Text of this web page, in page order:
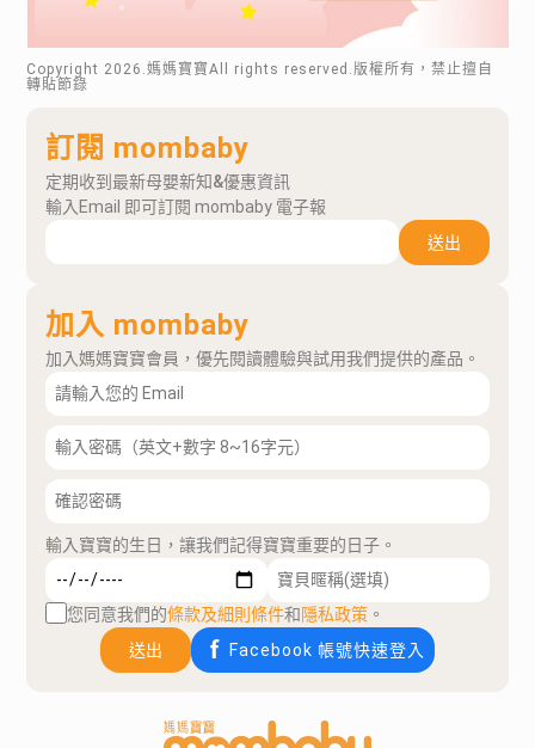
Copyright 2026 .媽媽寶寶All rights reserved.版權所有，禁止擅自
轉貼節錄
訂閱 mombaby
定期收到最新母嬰新知&優惠資訊
輸入Email 即可訂閱 mombaby 電子報
送出
加入 mombaby
加入媽媽寶寶會員，優先閱讀體驗與試用我們提供的產品。
輸入寶寶的生日，讓我們記得寶寶重要的日子。
您同意我們的條款及細則條件和隱私政策 。
送出
Facebook 帳號快速登入